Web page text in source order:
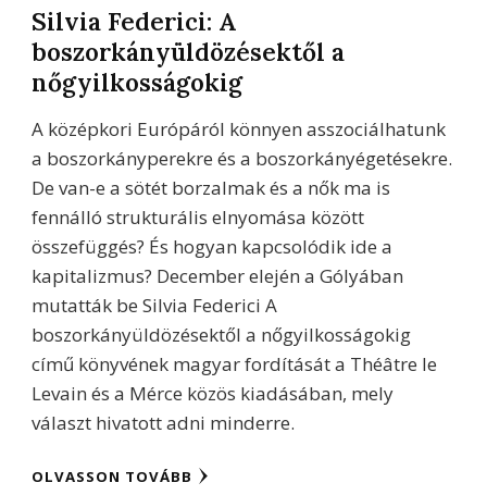
Silvia Federici: A
boszorkányüldözésektől a
nőgyilkosságokig
A középkori Európáról könnyen asszociálhatunk
a boszorkányperekre és a boszorkányégetésekre.
De van-e a sötét borzalmak és a nők ma is
fennálló strukturális elnyomása között
összefüggés? És hogyan kapcsolódik ide a
kapitalizmus? December elején a Gólyában
mutatták be Silvia Federici A
boszorkányüldözésektől a nőgyilkosságokig
című könyvének magyar fordítását a Théâtre le
Levain és a Mérce közös kiadásában, mely
választ hivatott adni minderre.
OLVASSON TOVÁBB